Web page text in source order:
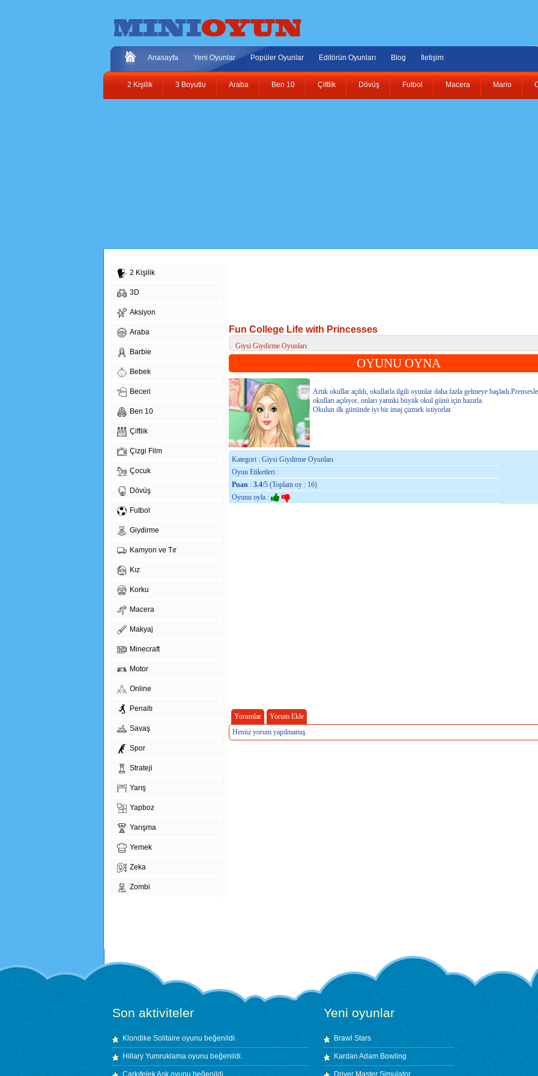
Anasayfa Yeni Oyunlar Popüler Oyunlar Editörün Oyunları Blog İletişim
2 Kişilik 3 Boyutlu Araba Ben 10 Çiftlik Dövüş Futbol Macera Mario
2 Kişilik
3D
Aksiyon
Araba
Barbie
Bebek
Beceri
Ben 10
Çiftlik
Çizgi Film
Çocuk
Dövüş
Futbol
Giydirme
Kamyon ve Tır
Kız
Korku
Macera
Makyaj
Minecraft
Motor
Online
Penaltı
Savaş
Spor
Strateji
Yarış
Yapboz
Yarışma
Yemek
Zeka
Zombi
Fun College Life with Princesses
Giysi Giydirme Oyunları
OYUNU OYNA
Artık okullar açıldı, okullarla ilgili oyunlar daha fazla gelmeye
okulları açılıyor, onları yarınki büyük okul günü için hazırla.
Okulun ilk gününde iyi bir imaj çizmek istiyorlar.
Kategori : Giysi Giydirme Oyunları
Oyun Etiketleri :
Puan : 3.4/5 (Toplam oy : 16)
Oyunu oyla :
Yorumlar
Yorum Ekle
Henüz yorum yapılmamış.
Son aktiviteler
Klondike Solitaire oyunu beğenildi.
Hillary Yumruklama oyunu beğenildi.
Çarkıfelek Aşk oyunu beğenildi.
Yeni oyunlar
Brawl Stars
Kardan Adam Bowling
Driver Master Simulator